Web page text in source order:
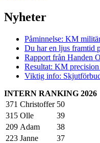
Nyheter
Påminnelse: KM
Du har en ljus framtid
Rapport från Handen
Resultat: KM
Viktig info:
INTERN RANKING 2026
371 Christoffer 50
315 Olle
39
209 Adam
38
223 Janne
37